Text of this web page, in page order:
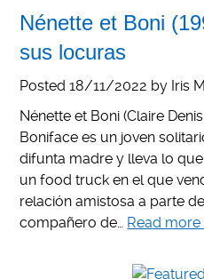
Nénette et Boni
sus locuras
Posted18/11/2022 by Iris
Nénette et Boni (Claire
Boniface es un joven
difunta madre y lleva lo
un food truck en el que
relación amistosa a parte
compañero de… Read more